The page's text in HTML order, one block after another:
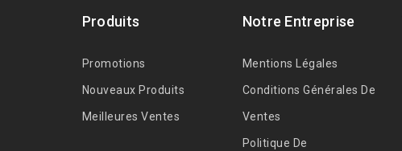
Produits
Promotions
Nouveaux Produits
Meilleures Ventes
Notre Entreprise
Mentions Légales
Conditions Générales De
Ventes
Politique De